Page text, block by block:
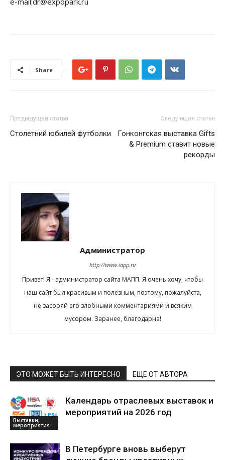
Share
Предыдущая статья
Столетний юбилей футболки
Следующая статья
Гонконгская выставка Gifts
& Premium ставит новые
рекорды
Администратор
http://www.iapp.ru
Привет! Я - администратор сайта МАПП. Я очень хочу, чтобы
наш сайт был красивым и полезным, поэтому, пожалуйста,
не засоряй его злобными комментариями и всяким
мусором. Заранее, благодарна!
ЭТО МОЖЕТ БЫТЬ ИНТЕРЕСНО ЕЩЕ ОТ АВТОРА
Выставки,
мероприятия
Календарь отраслевых выставок и
мероприятий на 2026 год
В Петербурге вновь выберут